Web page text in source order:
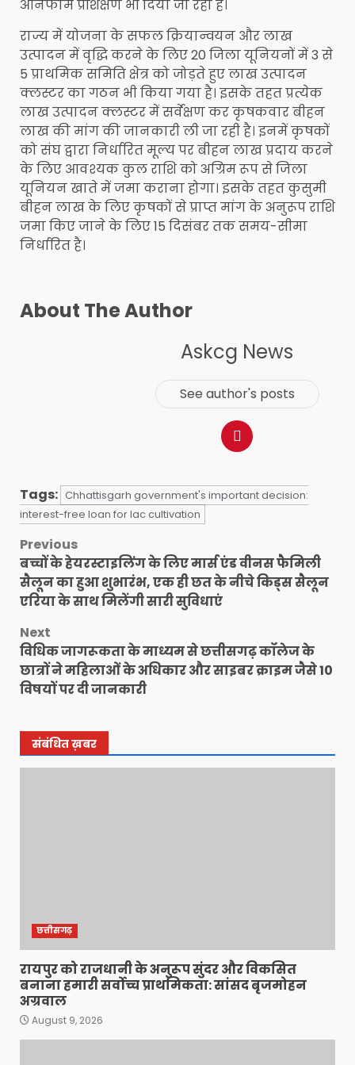
ऑनफार्म प्रशिक्षण भी दिया जा रहा है।
राज्य में योजना के सफल क्रियान्वयन और लाख
उत्पादन में वृद्धि करने के लिए 20 जिला यूनियनों में 3 से
5 प्राथमिक समिति क्षेत्र को जोड़ते हुए लाख उत्पादन
क्लस्टर का गठन भी किया गया है। इसके तहत प्रत्येक
लाख उत्पादन क्लस्टर में सर्वेक्षण कर कृषकवार बीहन
लाख की मांग की जानकारी ली जा रही है। इनमें कृषकों
को संघ द्वारा निर्धारित मूल्य पर बीहन लाख प्रदाय करने
के लिए आवश्यक कुल राशि को अग्रिम रूप से जिला
यूनियन खाते में जमा कराना होगा। इसके तहत कुसुमी
बीहन लाख के लिए कृषकों से प्राप्त मांग के अनुरूप राशि
जमा किए जाने के लिए 15 दिसंबर तक समय-सीमा
निर्धारित है।
About The Author
Askcg News
See author's posts
Tags: Chhattisgarh government's important decision:
interest-free loan for lac cultivation
Post
navigation
Previous
बच्चों के हेयरस्टाइलिंग के लिए मार्स एंड वीनस फैमिली
सैलून का हुआ शुभारंभ, एक ही छत के नीचे किड्स सैलून
एरिया के साथ मिलेंगी सारी सुविधाएं
Next
विधिक जागरूकता के माध्यम से छत्तीसगढ़ कॉलेज के
छात्रों ने महिलाओं के अधिकार और साइबर क्राइम जैसे 10
विषयों पर दी जानकारी
संबंधित ख़बर
छत्तीसगढ़
रायपुर को राजधानी के अनुरूप सुंदर और विकसित
बनाना हमारी सर्वोच्च प्राथमिकता: सांसद बृजमोहन
अग्रवाल
August 9, 2026